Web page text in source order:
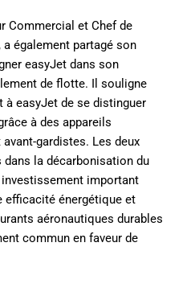
Commercial et Chef de
a également partagé son
easyJet dans son
de flotte. Il souligne
easyJet de se distinguer
à des appareils
gardistes. Les deux
la décarbonisation du
important
efficacité énergétique et
aéronautiques durables
commun en faveur de